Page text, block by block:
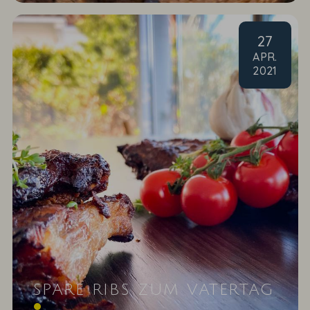
27
APR.
2021
SPARE RIBS ZUM VATERTAG
Grillgenuss nach einem Rezept unserer